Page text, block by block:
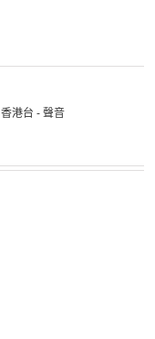
香港台 - 聲音